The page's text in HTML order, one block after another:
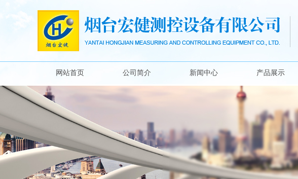
网站首页 公司简介 新闻中心 产品展示